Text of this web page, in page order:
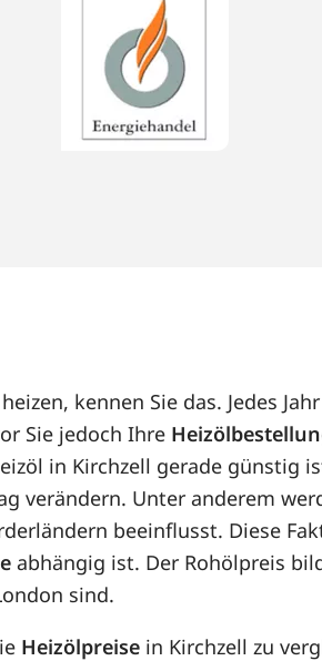
kennen Sie das. Jedes
Sie jedoch Ihre
in Kirchzell gerade günstig
verändern. Unter anderem
beeinflusst. Diese
abhängig ist. Der Rohölpreis
sind.
Heizölpreise in Kirchzell zu